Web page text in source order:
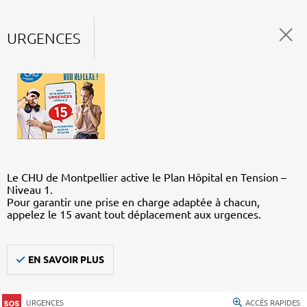
URGENCES
Le CHU de Montpellier active le Plan Hôpital en Tension –
Niveau 1.
Pour garantir une prise en charge adaptée à chacun,
appelez le 15 avant tout déplacement aux urgences.
EN SAVOIR PLUS
URGENCES ACCÈS RAPIDES